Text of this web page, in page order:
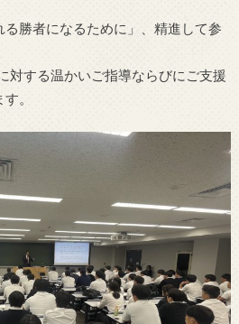
勝者になるために」、精進して参
対する温かいご指導ならびにご支援
。